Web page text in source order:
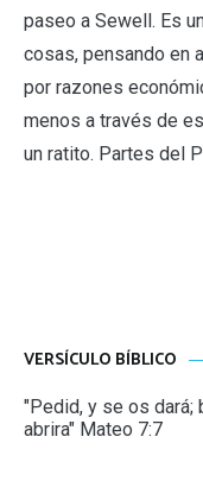
paseo a Sewell. Es
cosas, pensando en
por razones
menos a través de
un ratito. Partes del
VERSÍCULO BÍBLICO
"Pedid, y se os dará;
abrira" Mateo 7:7